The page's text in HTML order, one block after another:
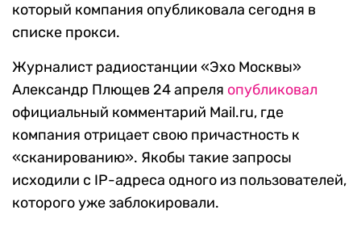
который компания опубликовала сегодня в
списке прокси.
Журналист радиостанции «Эхо Москвы»
Александр Плющев 24 апреля опубликовал
официальный комментарий Mail.ru, где
компания отрицает свою причастность к
«сканированию». Якобы такие запросы
исходили с IP-адреса одного из пользователей,
которого уже заблокировали.